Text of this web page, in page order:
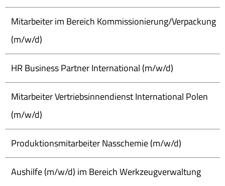
Mitarbeiter im Bereich Kommissionierung/Verpackung
(m/w/d)
HR Business Partner International (m/w/d)
Mitarbeiter Vertriebsinnendienst International Polen
(m/w/d)
Produktionsmitarbeiter Nasschemie (m/w/d)
Aushilfe (m/w/d) im Bereich Werkzeugverwaltung